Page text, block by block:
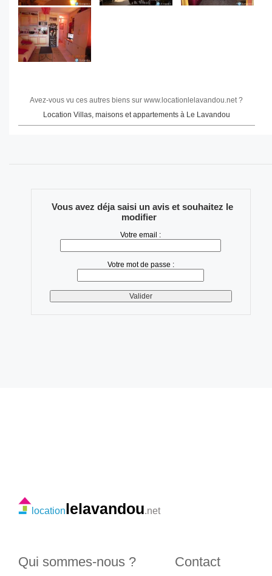
Avez-vous vu ces autres biens sur www.locationlelavandou.net ?
Location Villas, maisons et appartements à Le Lavandou
Vous avez déja saisi un avis et souhaitez le
modifier
Votre email :
Votre mot de passe :
locationlelavandou.net
Qui sommes-nous ? Contact